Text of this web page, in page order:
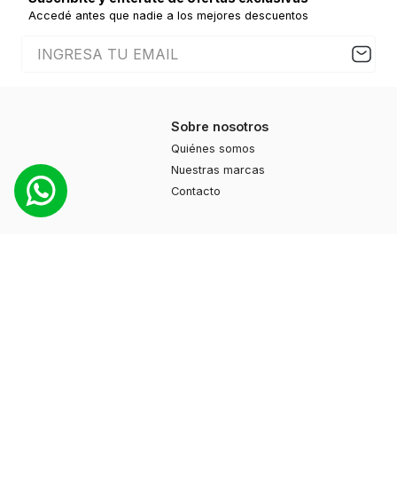
Accedé antes que nadie a los mejores descuentos
Sobre nosotros
Quiénes somos
Nuestras marcas
Contacto